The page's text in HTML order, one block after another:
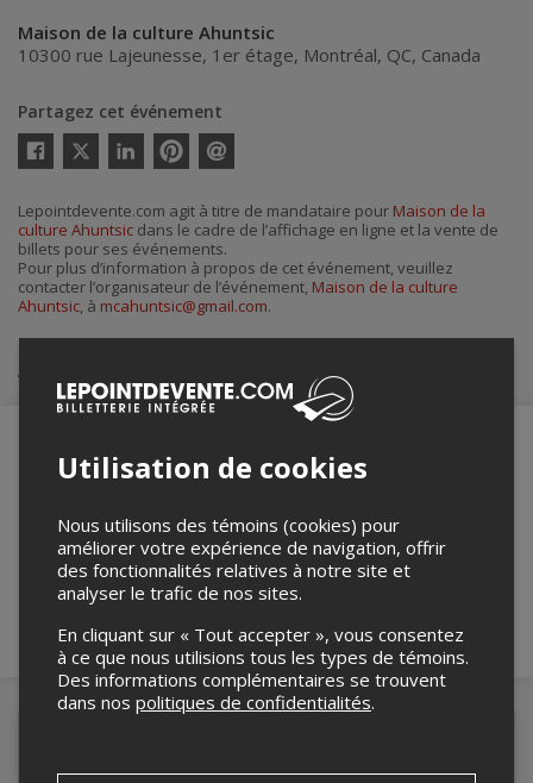
Maison de la culture Ahuntsic
10300 rue Lajeunesse, 1er étage, Montréal, QC, Canada
Partagez cet événement
Twitter
courriel
Lepointdevente.com agit à titre de mandataire pour Maison de la
culture Ahuntsic dans le cadre de l’affichage en ligne et la vente de
billets pour ses événements.
Pour plus d’information à propos de cet événement, veuillez
contacter l’organisateur de l’événement, Maison de la culture
Ahuntsic, à mcahuntsic@gmail.com.
Achat de billets
robot ci-bas.
Utilisation de cookies
Nous utilisons des témoins (cookies) pour
améliorer votre expérience de navigation, offrir
des fonctionnalités relatives à notre site et
analyser le trafic de nos sites.
En cliquant sur « Tout accepter », vous consentez
à ce que nous utilisions tous les types de témoins.
Des informations complémentaires se trouvent
dans nos politiques de confidentialités.